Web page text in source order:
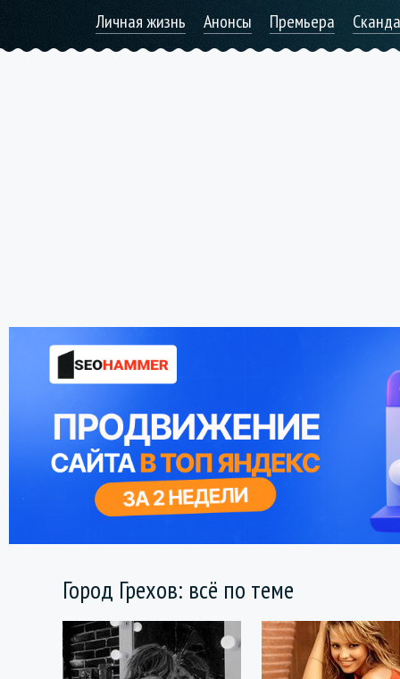
Личная жизнь Анонсы Премьера
Город Грехов: всё по теме